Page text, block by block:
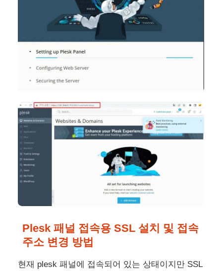
Plesk 패널 접속용 SSL 설치 및 접속
주소 변경 방법
현재 plesk 패널에 접속되어 있는 상태이지만 SSL